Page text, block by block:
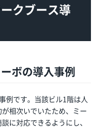
クブース導
ボの導入事例
例です。当該ビル1階は人
相次いでいたため、ミー
に対応できるようにし、